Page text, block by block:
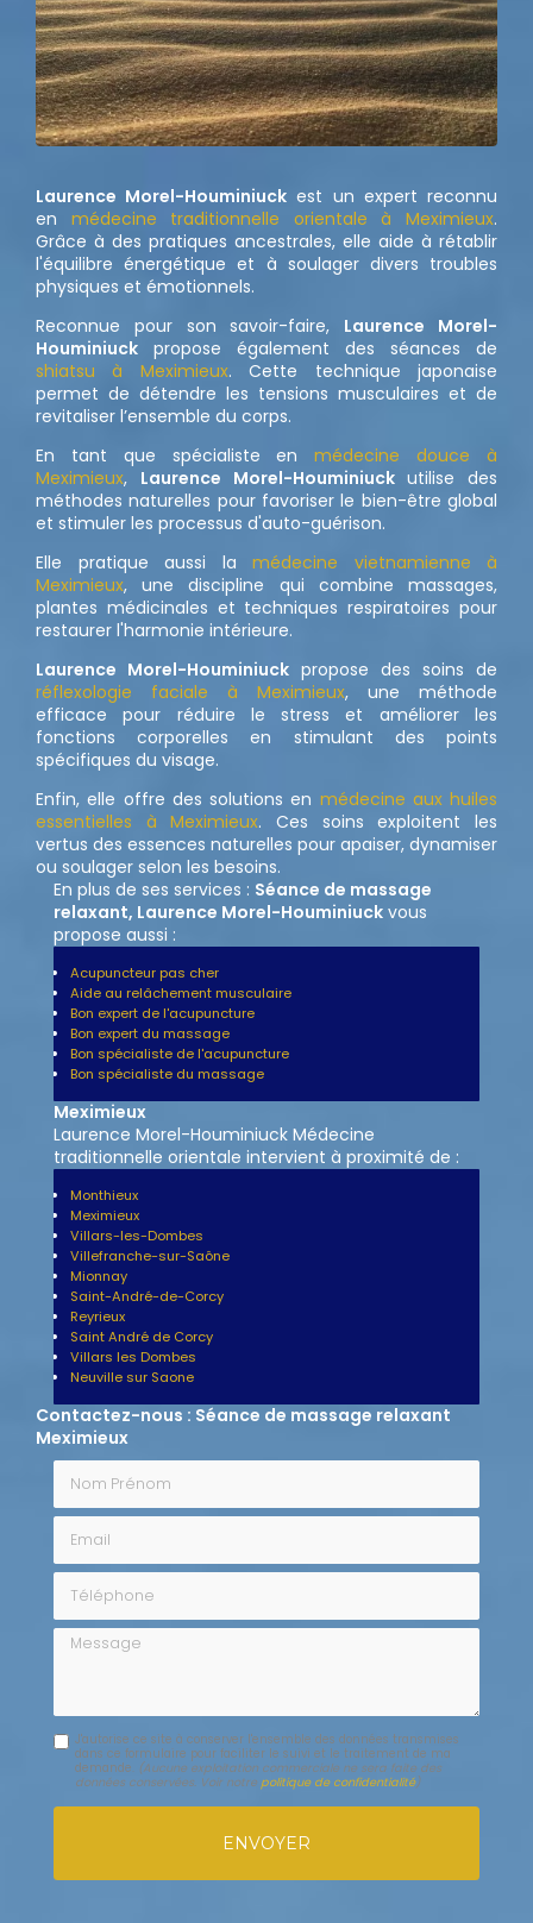
Laurence Morel-Houminiuck est un expert reconnu
en médecine traditionnelle orientale à Meximieux.
Grâce à des pratiques ancestrales, elle aide à rétablir
l'équilibre énergétique et à soulager divers troubles
physiques et émotionnels.
Reconnue pour son savoir-faire, Laurence Morel-
Houminiuck propose également des séances de
shiatsu à Meximieux. Cette technique japonaise
permet de détendre les tensions musculaires et de
revitaliser l’ensemble du corps.
En tant que spécialiste enmédecine douce à
Meximieux, Laurence Morel-Houminiuckutilise des
méthodes naturelles pour favoriser le bien-être global
et stimuler les processus d'auto-guérison.
Elle pratique aussi la médecine vietnamienne à
Meximieux, une discipline qui combine massages,
plantes médicinales et techniques respiratoires pour
restaurer l'harmonie intérieure.
Laurence Morel-Houminiuck propose des soins de
réflexologie faciale à Meximieux, une méthode
efficace pour réduire le stress et améliorer les
fonctions corporelles en stimulant des points
spécifiques du visage.
Enfin, elle offre des solutions en médecine aux huiles
essentielles à Meximieux. Ces soins exploitent les
vertus des essences naturelles pour apaiser, dynamiser
ou soulager selon les besoins.
En plus de ses services : Séance de massage
relaxant, Laurence Morel-Houminiuck vous
propose aussi :
Acupuncteur pas cher
Aide au relâchement musculaire
Bon expert de l'acupuncture
Bon expert du massage
Bon spécialiste de l'acupuncture
Bon spécialiste du massage
Meximieux
Laurence Morel-Houminiuck Médecine
traditionnelle orientale intervient à proximité de :
Monthieux
Meximieux
Villars-les-Dombes
Villefranche-sur-Saône
Mionnay
Saint-André-de-Corcy
Reyrieux
Saint André de Corcy
Villars les Dombes
Neuville sur Saone
Contactez-nous : Séance de massage relaxant
Meximieux
Nom Prénom
Email
Message
J'autorise ce site à conserver l'ensemble des données transmises
dans ce formulaire pour faciliter le suivi et le traitement de ma
demande.
(Aucune exploitation commerciale ne sera faite des
données conservées. Voir notre politique de confidentialité)